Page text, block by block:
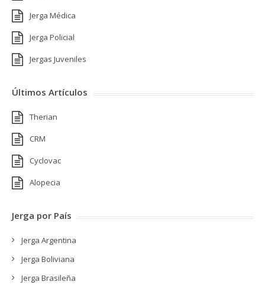
Jerga Médica
Jerga Policial
Jergas Juveniles
Últimos Artículos
Therian
CRM
Cyclovac
Alopecia
Jerga por País
Jerga Argentina
Jerga Boliviana
Jerga Brasileña